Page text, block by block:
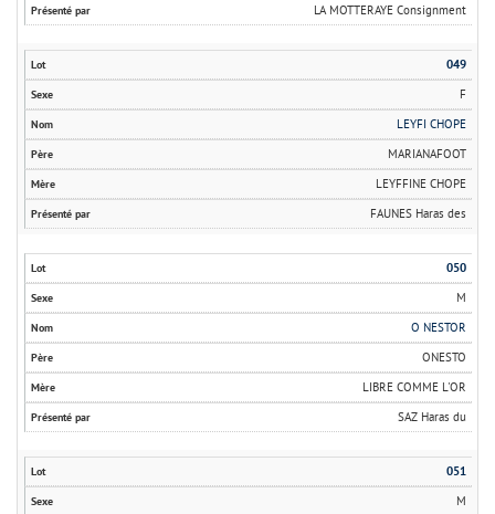
LA MOTTERAYE Consignment
049
F
LEYFI CHOPE
MARIANAFOOT
LEYFFINE CHOPE
FAUNES Haras des
050
M
O NESTOR
ONESTO
LIBRE COMME L'OR
SAZ Haras du
051
M